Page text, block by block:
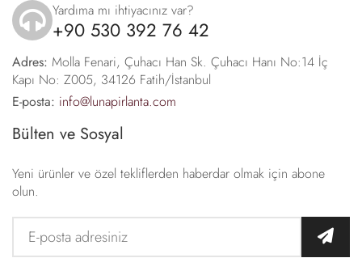
icon
Yardıma mı ihtiyacınız var?
+90 530 392 76 42
Adres: Molla Fenari, Çuhacı Han Sk. Çuhacı Hanı No:14 İç
Kapı No: Z005, 34126 Fatih/İstanbul
E-posta: info@lunapirlanta.com
Bülten ve Sosyal
Yeni ürünler ve özel tekliflerden haberdar olmak için abone
olun.